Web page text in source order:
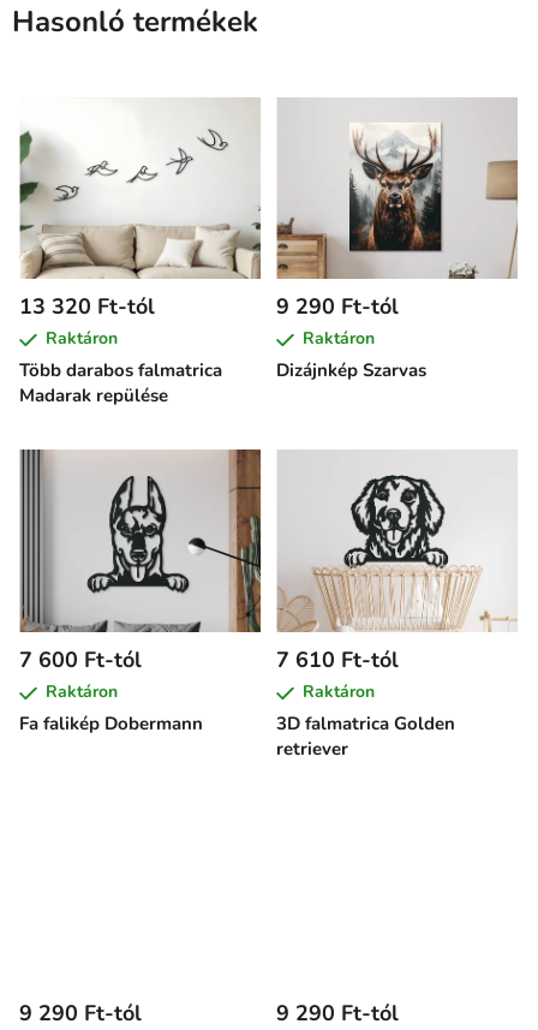
Hasonló termékek
Több darabos falmatrica
Madarak repülése
13 320 Ft-tól
Raktáron
Dizájnkép Szarvas
9 290 Ft-tól
Raktáron
Fa falikép Dobermann
7 600 Ft-tól
Raktáron
3D falmatrica Golden
retriever
7 610 Ft-tól
Raktáron
9 290 Ft-tól 9 290 Ft-tól